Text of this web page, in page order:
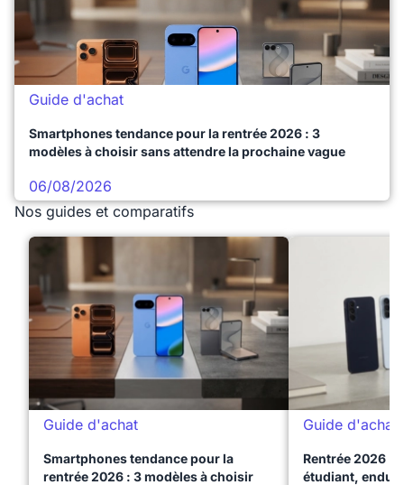
Guide d'achat
Smartphones tendance pour la rentrée 2026 : 3
modèles à choisir sans attendre la prochaine vague
06/08/2026
Nos guides et comparatifs
Guide d'achat
Smartphones tendance pour la
rentrée 2026 : 3 modèles à choisir
Guide d'achat
Rentrée 2026 :
étudiant,